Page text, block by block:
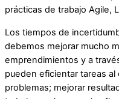
prácticas de trabajo Agile,
Los tiempos de
debemos mejorar mucho
emprendimientos y a
pueden eficientar tareas
problemas; mejorar